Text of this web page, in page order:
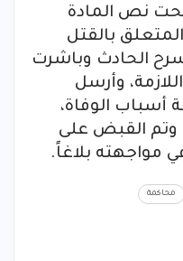
نص المادة
المتعلق بالقتل
الحادث وباشرت
وأرسل
أسباب الوفاة،
وتم القبض على
مواجهته بلاغاً.
محاكمة